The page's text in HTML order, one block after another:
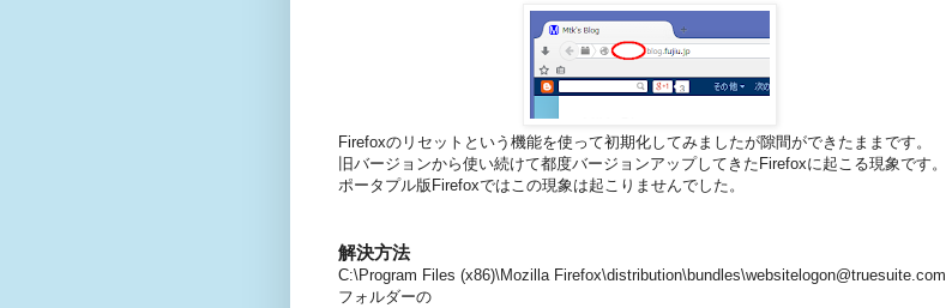
Firefoxのリセットという機能を使って初期化してみましたが隙間ができたままです。
旧バージョンから使い続けて都度バージョンアップしてきたFirefoxに起こる現象です。
ポータプル版Firefoxではこの現象は起こりませんでした。
解決方法
C:\Program Files (x86)\Mozilla Firefox\distribution\bundles\websitelogon@truesuite.com
フォルダーの